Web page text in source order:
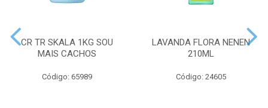
CR TR SKALA 1KG SOU
MAIS CACHOS
Código: 65989
LAVANDA FLORA NENEN
210ML
Código: 24605